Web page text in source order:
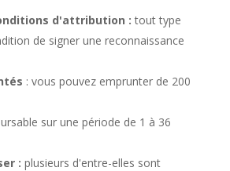
d'attribution :tout type
de signer une reconnaissance
: vous pouvez emprunter de 200
sur une période de 1 à 36
: plusieurs d'entre-elles sont